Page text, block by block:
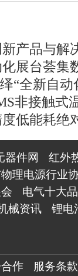
产品与解
展台荟集
“全新自动
非接触式
低能耗绝
器件网
红外
理电源行业
电气十大
械资讯
锂电
作
服务条款